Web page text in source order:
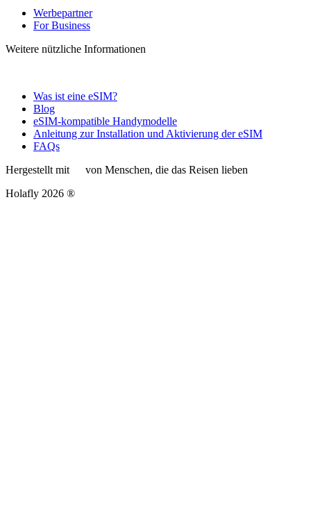
Werbepartner
For Business
Weitere nützliche Informationen
Was ist eine eSIM?
Blog
eSIM-kompatible Handymodelle
Anleitung zur Installation und Aktivierung der eSIM
FAQs
Hergestellt mit
von Menschen, die das Reisen lieben
Holafly 2026 ®